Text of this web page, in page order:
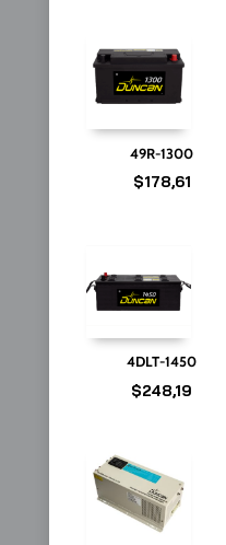
49R-1300
$178,61
4DLT-1450
$248,19